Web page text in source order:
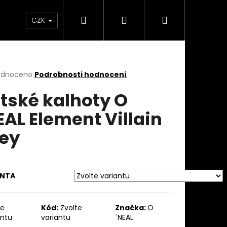
Custom stavba kola na zakázku
CZK Hledat PřihlášeníNákupní
Podrobnosti hodnocení
kalhoty O
Element Villain
Kód: Zvolte
variantu
Značka:O
´NEAL